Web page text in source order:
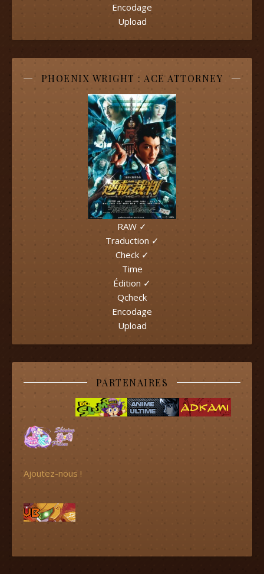
Encodage
Upload
PHOENIX WRIGHT : ACE ATTORNEY
RAW ✓
Traduction ✓
Check ✓
Time
Édition ✓
Qcheck
Encodage
Upload
PARTENAIRES
Ajoutez-nous !